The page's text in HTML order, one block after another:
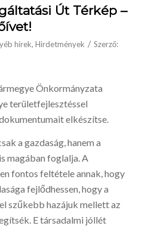
Út Térkép –
hírek, Hirdetmények / Szerző:
Önkormányzata
területfejlesztéssel
elkészítse.
a gazdaság, hanem a
magában foglalja. A
fontos feltétele annak, hogy
fejlődhessen, hogy a
szűkebb hazájuk mellett az
E társadalmi jóllét